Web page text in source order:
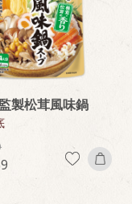
製松茸風味鍋